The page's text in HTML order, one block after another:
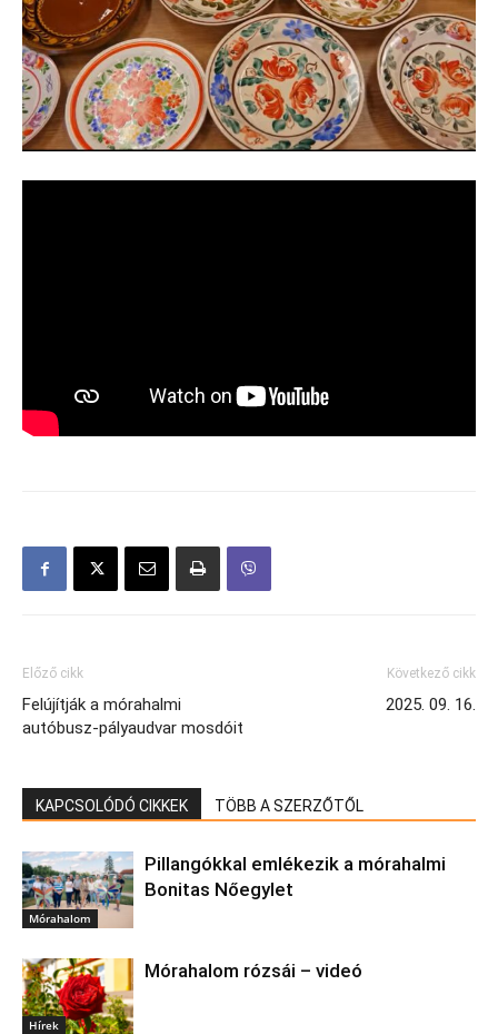
Előző cikk
Felújítják a mórahalmi
autóbusz-pályaudvar mosdóit
Következő cikk
2025. 09. 16.
KAPCSOLÓDÓ CIKKEK TÖBB A SZERZŐTŐL
Mórahalom
Pillangókkal emlékezik a mórahalmi
Bonitas Nőegylet
Hírek
Mórahalom rózsái – videó